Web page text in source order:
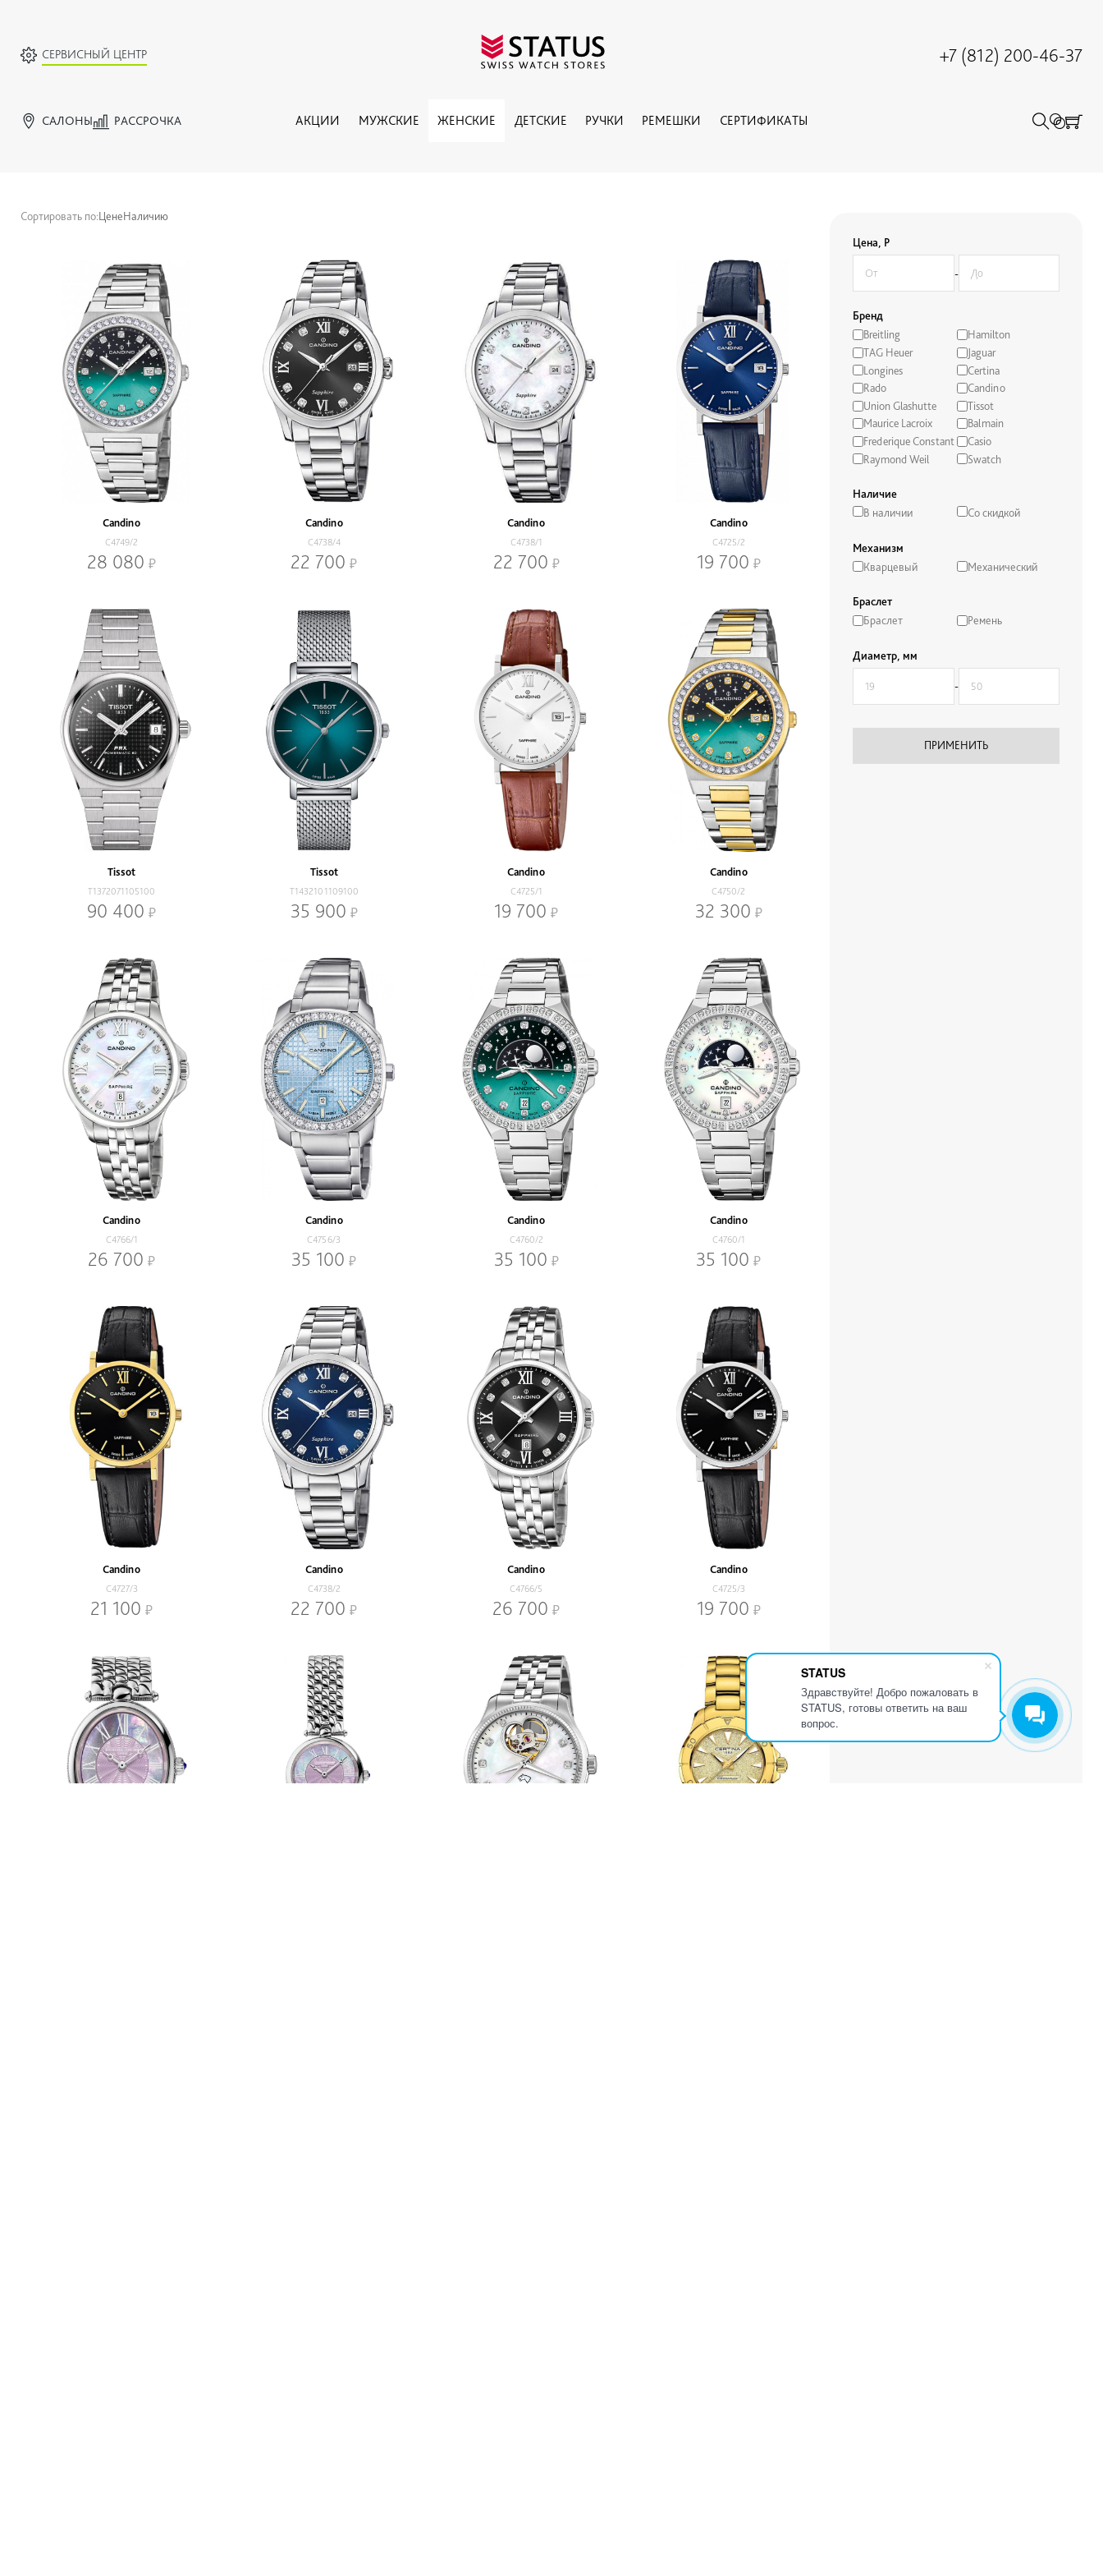
STATUS
Здравствуйте! Добро пожаловать в
STATUS, готовы ответить на ваш
вопрос.
СЕРВИСНЫЙ ЦЕНТР +7 (812) 200-46-37
САЛОНЫ РАССРОЧКА АКЦИИ МУЖСКИЕ ЖЕНСКИЕ ДЕТСКИЕ РУЧКИ РЕМЕШКИ СЕРТИФИКАТЫ
Цена, Р
-
Бренд
Breitling
TAG Heuer
Longines
Rado
Union Glashutte
Maurice Lacroix
Frederique Constant
Raymond Weil
Hamilton
Jaguar
Certina
Candino
Tissot
Balmain
Casio
Swatch
Наличие
В наличии
Со скидкой
Механизм
Кварцевый
Механический
Браслет
Браслет
Ремень
Диаметр, мм
-
Сортировать по:ЦенеНаличию
Candino
C4749/2
28 080
Candino
C4738/4
22 700
Candino
C4738/1
22 700
Candino
C4725/2
19 700
Tissot
T1372071105100
90 400
Tissot
T1432101109100
35 900
Candino
C4725/1
19 700
Candino
C4750/2
32 300
Candino
C4766/1
26 700
Candino
C4756/3
35 100
Candino
C4760/2
35 100
Candino
C4760/1
35 100
Candino
C4727/3
21 100
Candino
C4738/2
22 700
Candino
C4766/5
26 700
Candino
C4725/3
19 700